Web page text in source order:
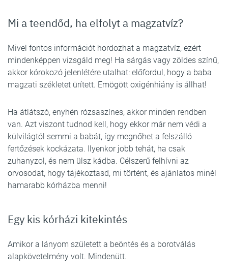
Mi a teendőd, ha elfolyt a magzatvíz?
Mivel fontos információt hordozhat a magzatvíz, ezért
mindenképpen vizsgáld meg! Ha sárgás vagy zöldes színű,
akkor kórokozó jelenlétére utalhat: előfordul, hogy a baba
magzati székletet ürített. Emögött oxigénhiány is állhat!
Ha átlátszó, enyhén rózsaszínes, akkor minden rendben
van. Azt viszont tudnod kell, hogy ekkor már nem védi a
külvilágtól semmi a babát, így megnőhet a felszálló
fertőzések kockázata. Ilyenkor jobb tehát, ha csak
zuhanyzol, és nem ülsz kádba. Célszerű felhívni az
orvosodat, hogy tájékoztasd, mi történt, és ajánlatos minél
hamarabb kórházba menni!
Egy kis kórházi kitekintés
Amikor a lányom született a beöntés és a borotválás
alapkövetelmény volt. Mindenütt.